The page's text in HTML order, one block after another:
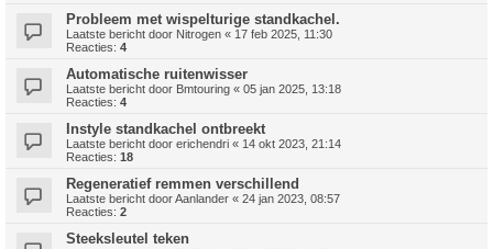
Probleem met wispelturige standkachel.
Laatste bericht door Nitrogen « 17 feb 2025, 11:30
Reacties: 4
Automatische ruitenwisser
Laatste bericht door Bmtouring « 05 jan 2025, 13:18
Reacties: 4
Instyle standkachel ontbreekt
Laatste bericht door erichendri « 14 okt 2023, 21:14
Reacties: 18
Regeneratief remmen verschillend
Laatste bericht doorAanlander « 24 jan 2023, 08:57
Reacties: 2
Steeksleutel teken